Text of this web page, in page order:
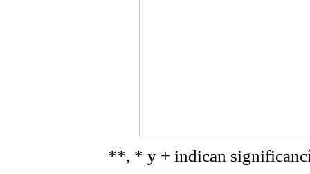
**, * y + indican